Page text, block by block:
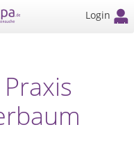
Login